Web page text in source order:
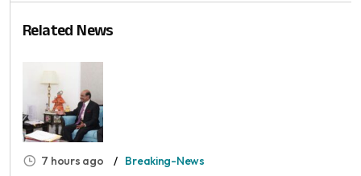
Related News
7 hours ago Breaking-News